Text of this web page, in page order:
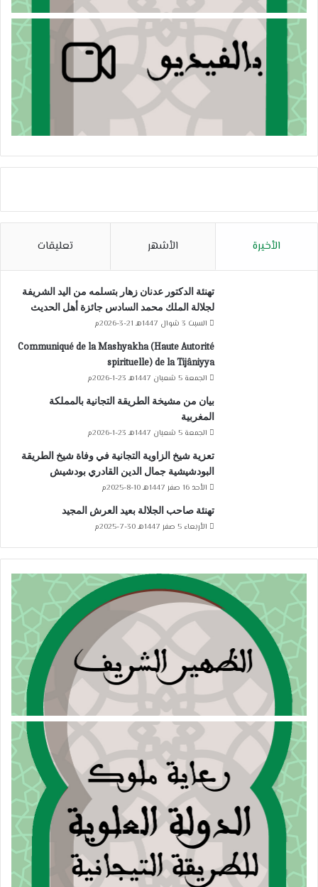
الأخيرة الأشهر تعليقات
تهنئة الدكتور عدنان زهار بتسلمه من اليد الشريفة
لجلالة الملك محمد السادس جائزة أهل الحديث
السبت 3 شوال 1447هـ 21-3-2026م
Communiqué de la Mashyakha (Haute Autorité
spirituelle) de la Tijâniyya
الجمعة 5 شعبان 1447هـ 23-1-2026م
بيان من مشيخة الطريقة التجانية بالمملكة
المغربية
الجمعة 5 شعبان 1447هـ 23-1-2026م
تعزية شيخ الزاوية التجانية في وفاة شيخ الطريقة
البودشيشية جمال الدين القادري بودشيش
الأحد 16 صفر 1447هـ 10-8-2025م
تهنئة صاحب الجلالة بعيد العرش المجيد
الأربعاء 5 صفر 1447هـ 30-7-2025م